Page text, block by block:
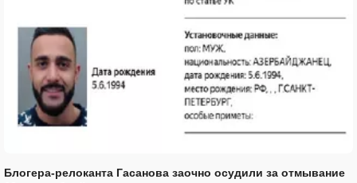
Блогера-релоканта Гасанова заочно осудили за отмывание